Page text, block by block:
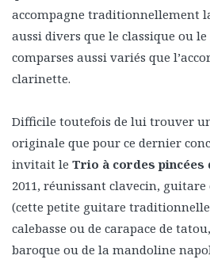
accompagne traditionnellement
aussi divers que le classique ou le
comparses aussi variés que
clarinette.
Difficile toutefois de lui trouver
originale que pour ce dernier
invitait le Trio à cordes pincées
2011, réunissant clavecin, guitare
(cette petite guitare traditionnelle
calebasse ou de carapace de
baroque ou de la mandoline